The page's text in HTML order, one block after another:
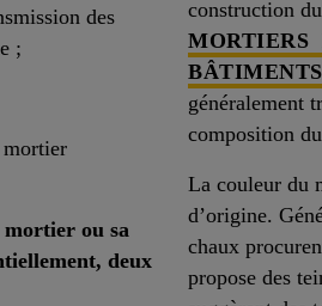
des
;
mortier
mortier ou sa
deux
construction
MORTIERS
généralement
composition
La couleur du
d’origine.
chaux
propose des